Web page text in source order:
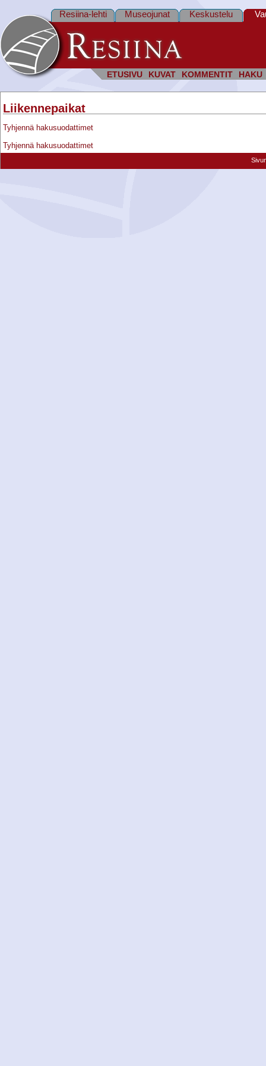
ETUSIVU KUVAT KOMMENTIT HAKU
Resiina-lehti Museojunat Keskustelu
Liikennepaikat
Tyhjennä hakusuodattimet
Tyhjennä hakusuodattimet